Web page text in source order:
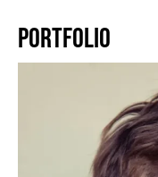
PORTFOLIO